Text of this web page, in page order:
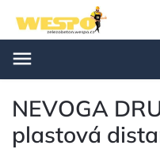
NEVOGA
plastová